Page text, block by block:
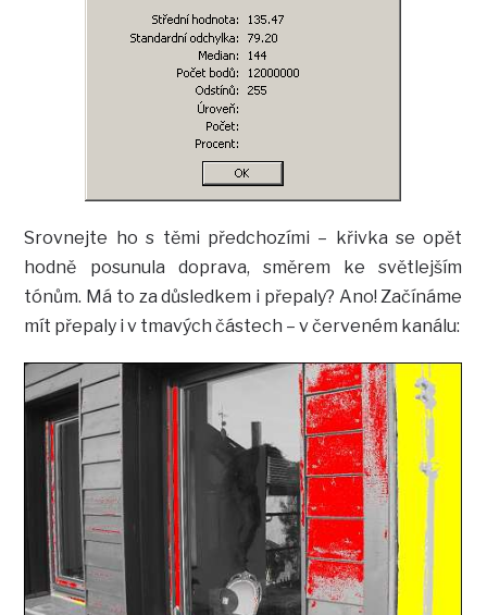
Srovnejte ho s těmi předchozími – křivka se opět
hodně posunula doprava, směrem ke světlejším
tónům. Má to za důsledkem i přepaly? Ano! Začínáme
mít přepaly i v tmavých částech – v červeném kanálu: